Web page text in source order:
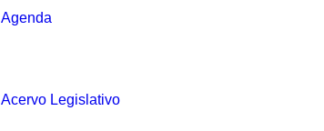
Agenda
Acervo Legislativo